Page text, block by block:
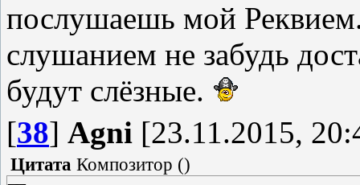
послушаешь мой
слушанием не забудь
будут слёзные.
[38] Agni [23.11.2015,
Цитата Композитор ()